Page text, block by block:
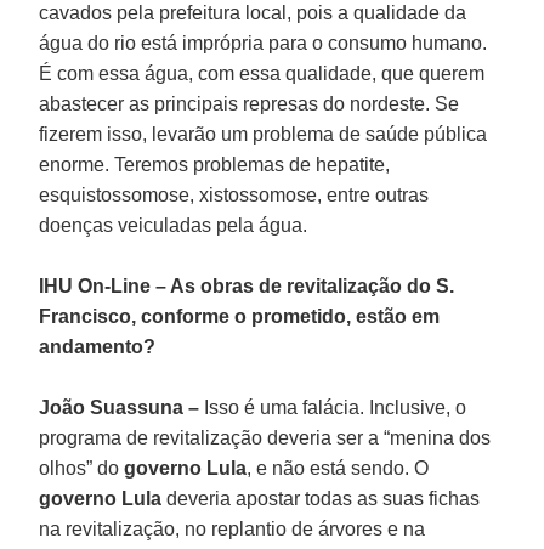
cavados pela prefeitura local, pois a qualidade da
água do rio está imprópria para o consumo humano.
É com essa água, com essa qualidade, que querem
abastecer as principais represas do nordeste. Se
fizerem isso, levarão um problema de saúde pública
enorme. Teremos problemas de hepatite,
esquistossomose, xistossomose, entre outras
doenças veiculadas pela água.
IHU On-Line – As obras de revitalização do S.
Francisco, conforme o prometido, estão em
andamento?
João Suassuna – Isso é uma falácia. Inclusive, o
programa de revitalização deveria ser a “menina dos
olhos” dogoverno Lula, e não está sendo. O
governo Lula deveria apostar todas as suas fichas
na revitalização, no replantio de árvores e na